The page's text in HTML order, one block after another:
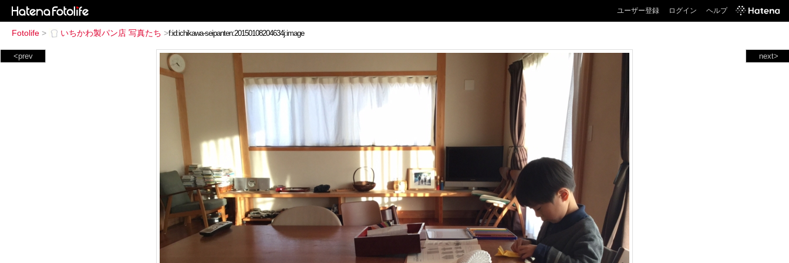
ユーザー登録 ログイン ヘルプ
Fotolife > いちかわ製パン店 写真たち >
next>
<prev